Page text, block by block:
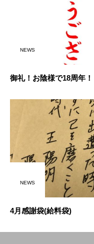
NEWS
御礼！お陰様で18周年！
NEWS
4月感謝袋(給料袋)